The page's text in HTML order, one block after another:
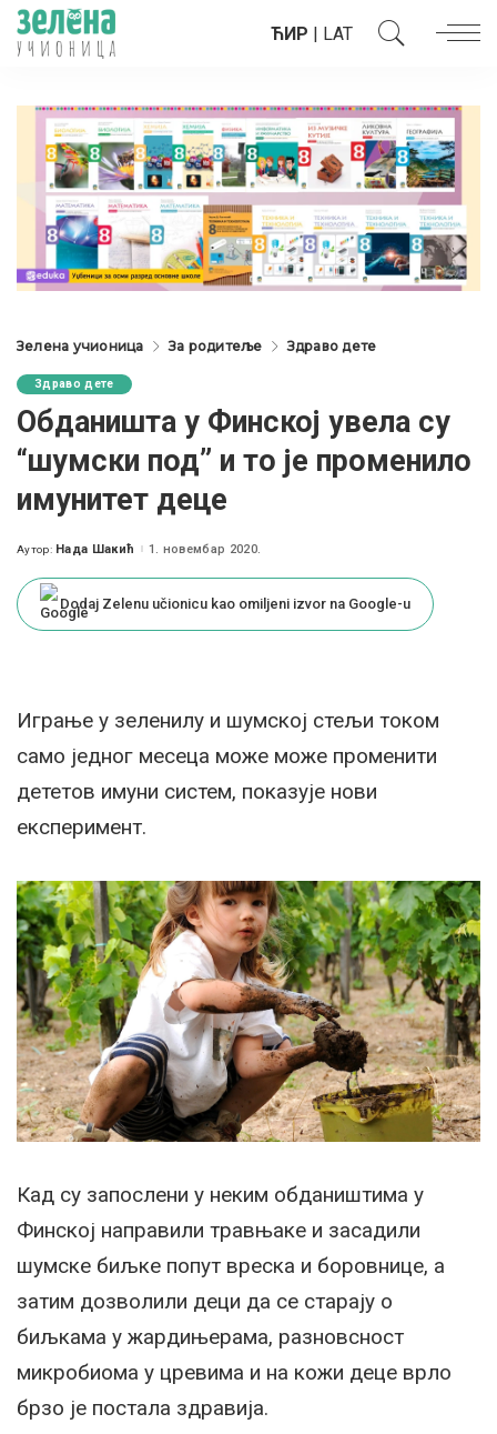
ЋИР | LAT
Зелена учионица За родитеље Здраво дете
Здраво дете
Обданишта у Финској увела су
“шумски под” и то је променило
имунитет деце
Posted
Аутор: Нада Шакић 1. новембар 2020.
Dodaj Zelenu učionicu kao omiljeni izvor na Google-u
Играње у зеленилу и шумској стељи током
само једног месеца може може променити
дететов имуни систем, показује нови
експеримент.
Кад су запослени у неким обдаништима у
Финској направили травњаке и засадили
шумске биљке попут вреска и боровнице, а
затим дозволили деци да се старају о
биљкама у жардињерама, разновсност
микробиома у цревима и на кожи деце врло
брзо је постала здравија.